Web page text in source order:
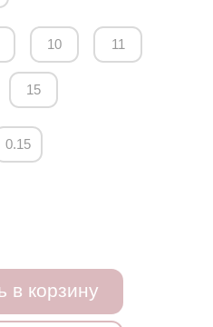
10 11
15
0.15
в корзину